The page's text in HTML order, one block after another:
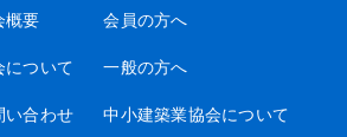
概要
について
い合わせ
会員の方へ
一般の方へ
中小建築業協会について